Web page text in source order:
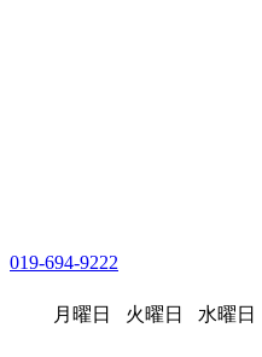
019-694-9222
月曜日 火曜日 水曜日